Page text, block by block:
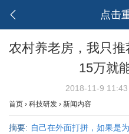
点击
农村养老房，我只
15万就
2018-11-9 11:43
首页 › 科技研发 › 新闻内容
摘要: 自己在外面打拼，如果是